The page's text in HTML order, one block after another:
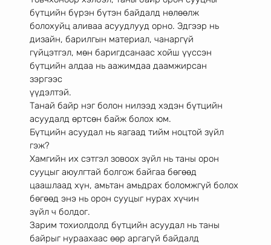
бүтцийн бүрэн бүтэн байдалд нөлөөлж
болохуйц аливаа асуудлууд орно. Эдгээр нь
дизайн, барилгын материал, чанаргүй
гүйцэтгэл, мөн баригдсанаас хойш үүссэн
бүтцийн алдаа нь аажимдаа даамжирсан
зэргээс
үүдэлтэй.
Танай байр нэг болон нилээд хэдэн бүтцийн
асуудалд өртсөн байж болох юм.
Бүтцийн асуудал нь яагаад тийм ноцтой зүйл
гэж?
Хамгийн их сэтгэл зовоох зүйл нь таны орон
сууцыг аюулгтай болгож байгаа бөгөөд
цаашлаад хүн, амьтан амьдрах боломжгүй болох
бөгөөд энэ нь орон сууцыг нурах хүчин
зүйл ч болдог.
Зарим тохиолдолд бүтцийн асуудал нь таны
байрыг нураахаас өөр аргагүй байдалд